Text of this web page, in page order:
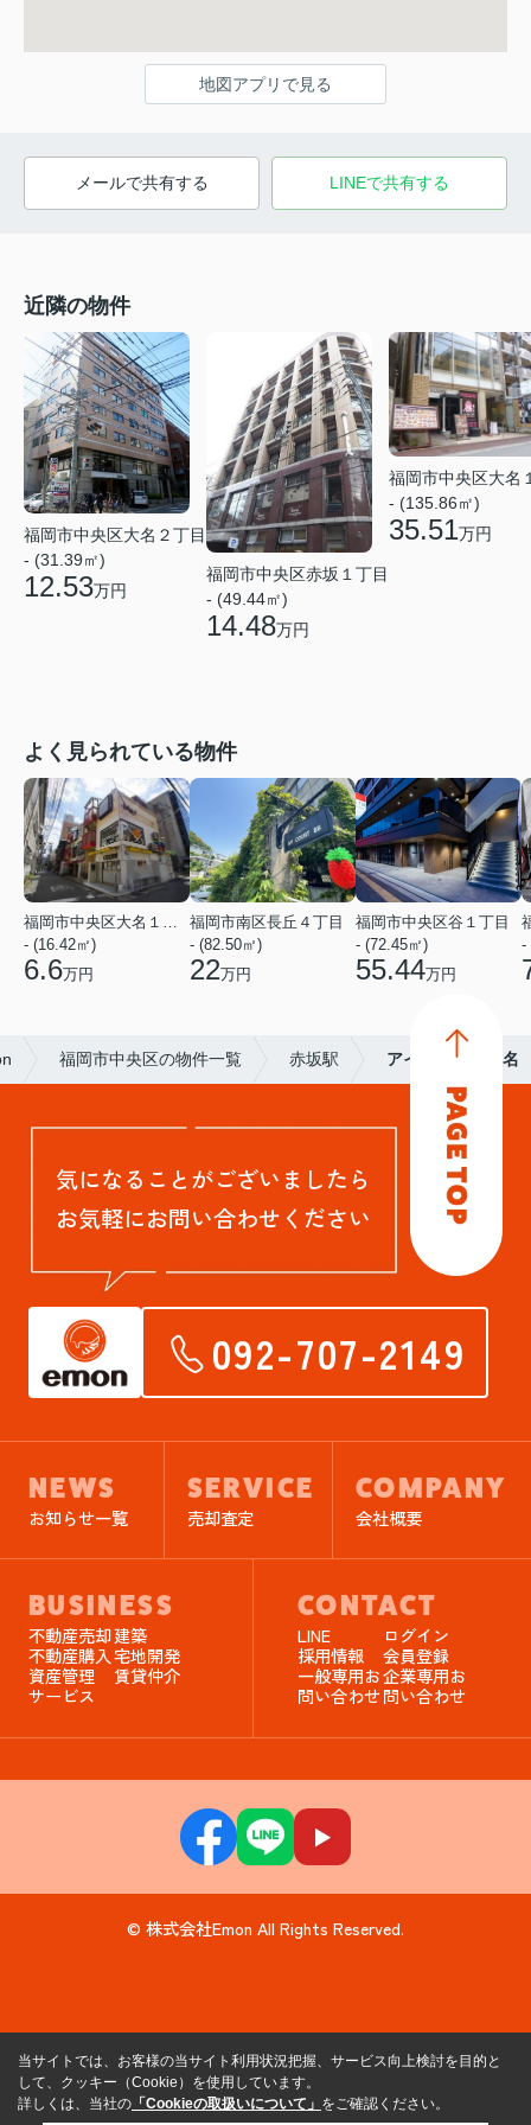
地図アプリで見る
メールで共有する LINEで共有する
近隣の物件
福岡市中央区大名２丁目
- (31.39㎡)
12.53万円
福岡市中央区赤坂１丁目
- (49.44㎡)
14.48万円
福岡市中央区大名
- (135.86㎡)
35.51万円
よく見られている物件
- (16.42㎡)
6.6万円
福岡市南区長丘４丁目
- (82.50㎡)
22万円
福岡市中央区谷１丁目
- (72.45㎡)
55.44万円
-
福岡市中央区の物件一覧 赤坂駅 アイディール大名
気になることがございましたら
お気軽にお問い合わせください
092-707-2149
NEWS
お知らせ一覧
SERVICE
売却査定
COMPANY
会社概要
BUSINESS
不動産売却建築
不動産購入宅地開発
資産管理
サービス
賃貸仲介
CONTACT
LINE
ログイン
採用情報
会員登録
一般専用お
問い合わせ
企業専用お
問い合わせ
© 株式会社Emon All Rights Reserved.
当サイトでは、お客様の当サイト利用状況把握、サービス向上検討を目的と
して、クッキー（Cookie）を使用しています。
詳しくは、当社の 「Cookieの取扱いについて」 をご確認ください。